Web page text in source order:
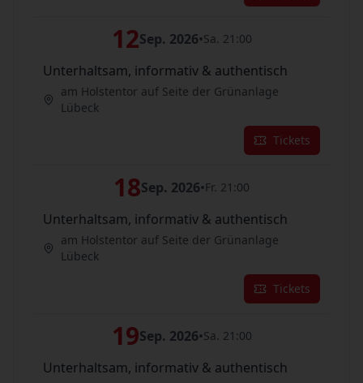
12Sep. 2026•Sa. 21:00
Unterhaltsam, informativ & authentisch
am Holstentor auf Seite der Grünanlage
Lübeck
Tickets
18Sep. 2026•Fr. 21:00
Unterhaltsam, informativ & authentisch
am Holstentor auf Seite der Grünanlage
Lübeck
Tickets
19Sep. 2026•Sa. 21:00
Unterhaltsam, informativ & authentisch